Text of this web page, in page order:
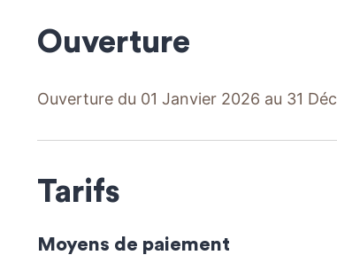
Ouverture
Ouverture du 01 Janvier 2026 au 31
Tarifs
Moyens de paiement